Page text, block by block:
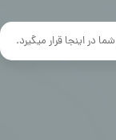
در اینجا قرار میگیرد.